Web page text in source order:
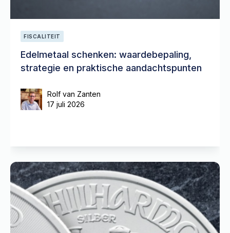
FISCALITEIT
Edelmetaal schenken: waardebepaling,
strategie en praktische aandachtspunten
Rolf van Zanten
17 juli 2026